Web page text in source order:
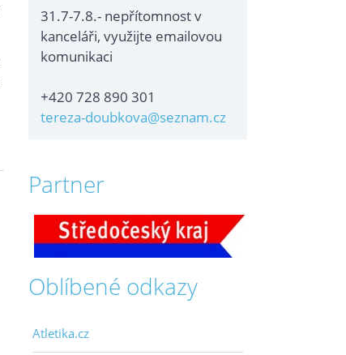
31.7-7.8.- nepřítomnost v
kanceláři, využijte emailovou
komunikaci
+420 728 890 301
tereza-doubkova@seznam.cz
Partner
Oblíbené odkazy
Atletika.cz